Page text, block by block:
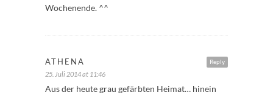
Wochenende. ^^
Reply
ATHENA
25. Juli 2014 at 11:46
Aus der heute grau gefärbten Heimat… hinein